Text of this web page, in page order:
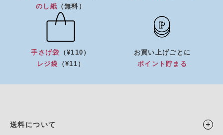
のし紙 （無料）
手さげ袋
（¥110）
レジ袋
（¥11）
お買い上げごとに
ポイント貯まる
送料について